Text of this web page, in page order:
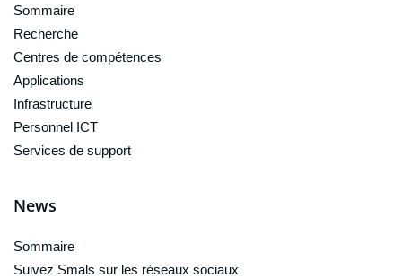
Sommaire
Recherche
Centres de compétences
Applications
Infrastructure
Personnel ICT
Services de support
News
Sommaire
Suivez Smals sur les réseaux sociaux